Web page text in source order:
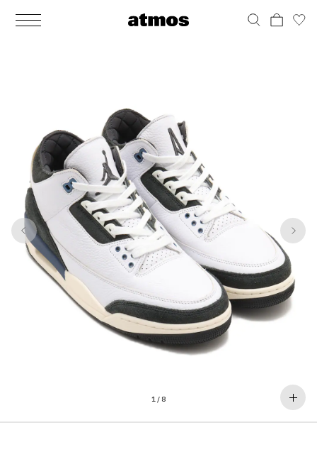
MEN
バッグ
アクセサリー
その他
アディダス ピックアップ
シューズ
サンダル
その他
すべてのシューズ
ライフスタイルランニング
ウェア
パンツ
ソックス
アンダーウェア
水着
その他
すべてのウェア
バッグ
ショルダー / メッセンジャーバッグ
トート / エコバッグ
クラッチ / セカンドバッグ
ウエストバッグ
その他
すべてのバッグ
アクセサリー
グッズ / アクセサリー
その他
すべてのアクセサリー
その他
おもちゃ / フィギュア
その他
すべてのその他
WOMENS
バッグ
アクセサリー
その他
アディダス ピックアップ
シューズ
サンダル / パンプス
その他
すべてのシューズ
ライフスタイルランニング
ウェア
パンツ
ワンピース
スカート
ソックス
アンダーウェア
バッグ
ショルダー / メッセンジャーバッグ
トート / エコバッグ
クラッチ / セカンドバッグ
ウエストバッグ
その他
すべてのバッグ
アクセサリー
グッズ / アクセサリー
その他
すべてのアクセサリー
その他
おもちゃ / フィギュア
その他
すべてのその他
1 / 8
1 8